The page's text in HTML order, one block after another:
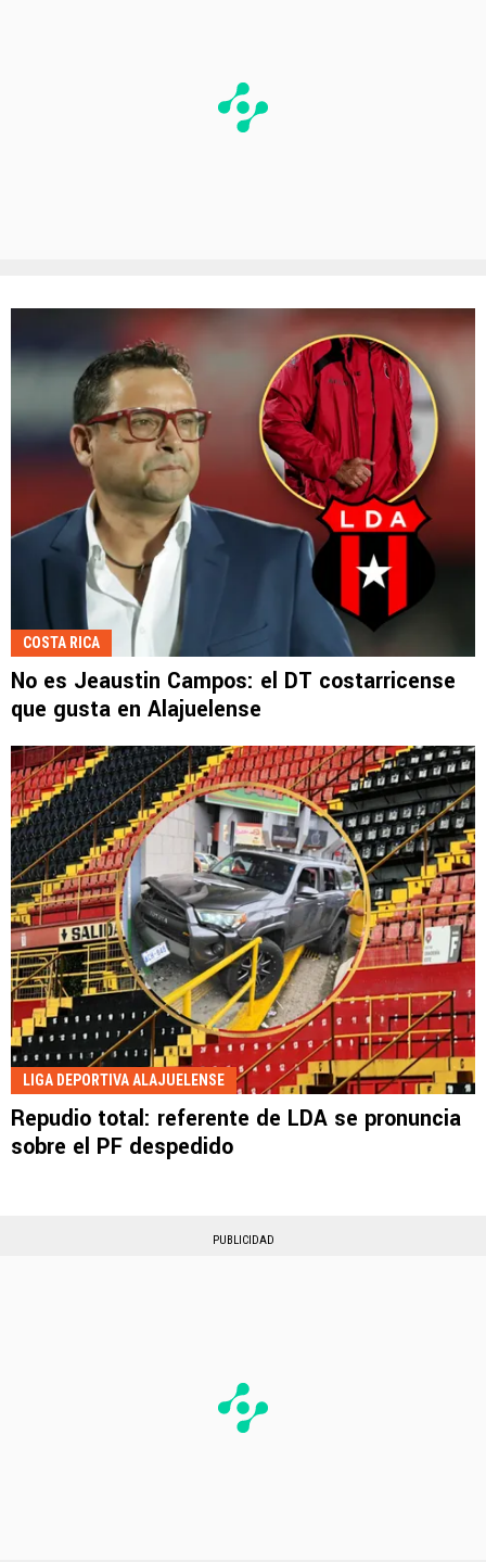
COSTA RICA
No es Jeaustin Campos: el DT costarricense
que gusta en Alajuelense
LIGA DEPORTIVA ALAJUELENSE
Repudio total: referente de LDA se pronuncia
sobre el PF despedido
PUBLICIDAD